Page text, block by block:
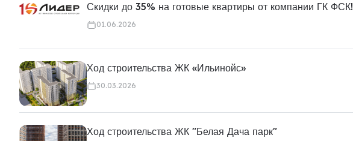
Скидки до 35% на готовые квартиры от компании ГК ФСК!
01.06.2026
Ход строительства ЖК «Ильинойс»
30.03.2026
Ход строительства ЖК "Белая Дача парк"